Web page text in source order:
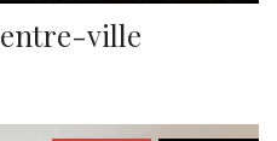
ville